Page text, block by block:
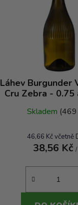
t
ů
Láhev Burgunder
Cru Zebra - 0.75
Skladem
46,66 Kč včetně
38,56 Kč